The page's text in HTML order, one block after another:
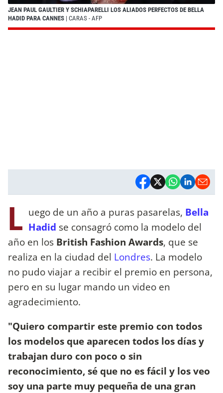
JEAN PAUL GAULTIER Y SCHIAPARELLI LOS ALIADOS PERFECTOS DE BELLA
HADID PARA CANNES | CARAS - AFP
L uego de un año a puras pasarelas, Bella
Hadid se consagró como la modelo del
año en los British Fashion Awards, que se
realiza en la ciudad del Londres. La modelo
no pudo viajar a recibir el premio en persona,
pero en su lugar mando un video en
agradecimiento.
"Quiero compartir este premio con todos
los modelos que aparecen todos los días y
trabajan duro con poco o sin
reconocimiento, sé que no es fácil y los veo
soy una parte muy pequeña de una gran